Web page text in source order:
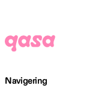
Navigering